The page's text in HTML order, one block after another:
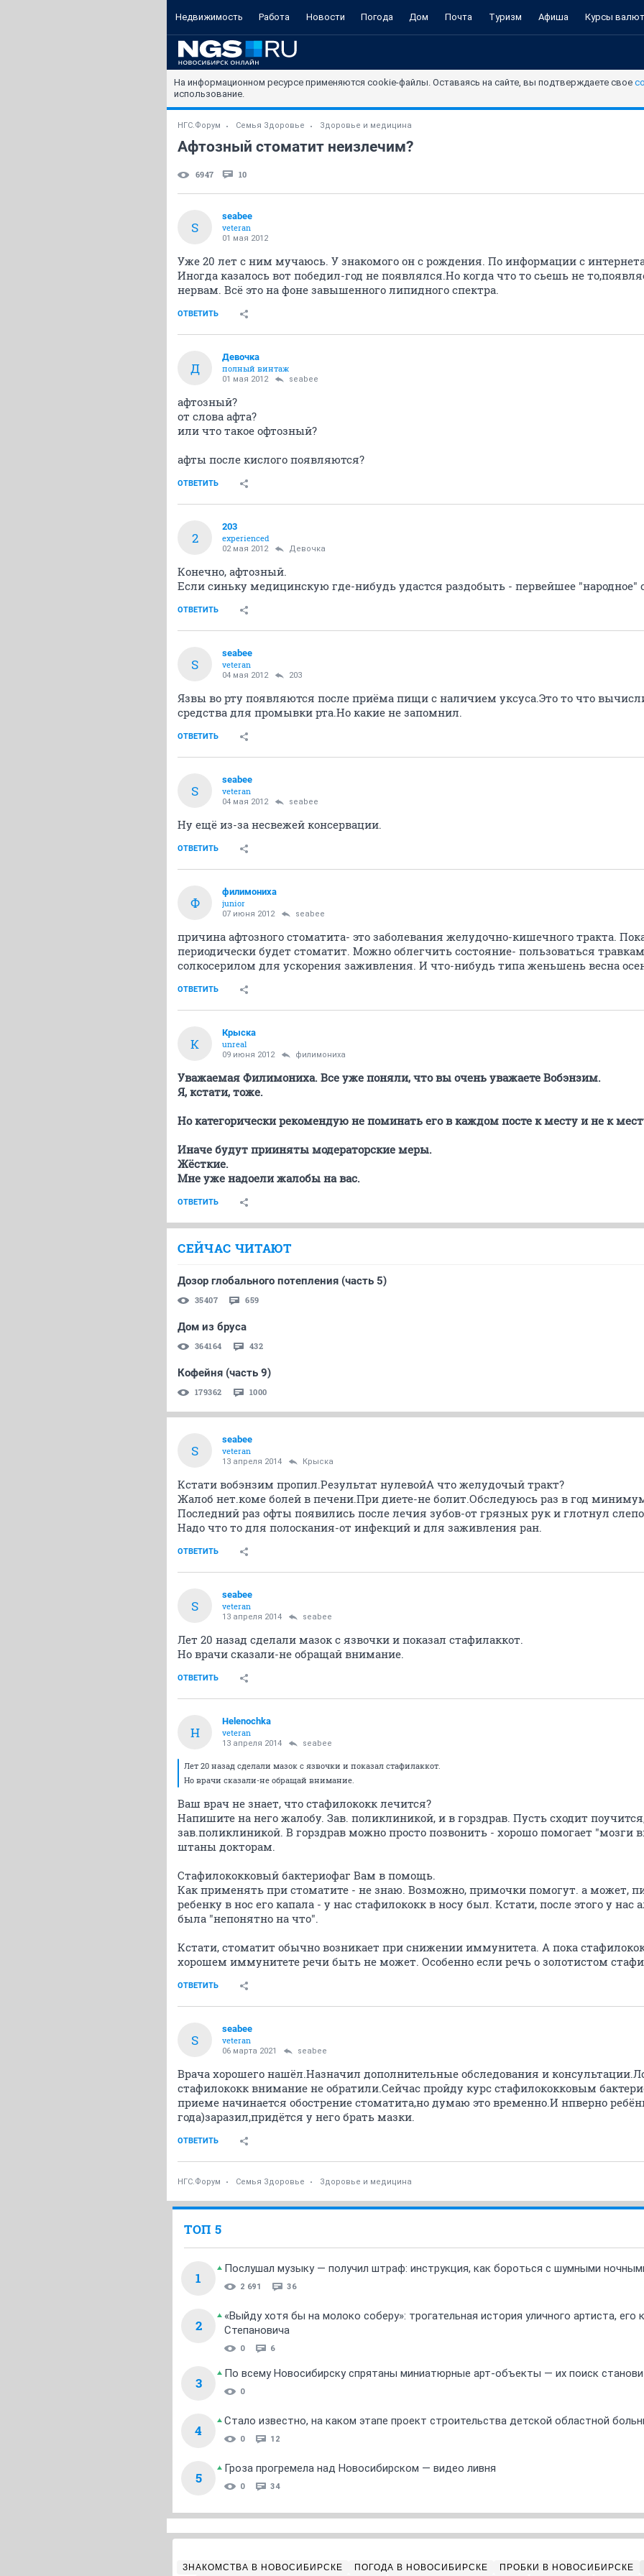
Недвижимость Работа Новости Погода Дом Почта Туризм Афиша Курсы валют
На информационном ресурсе применяются cookie-файлы. Оставаясь на сайте, вы подтверждаете свое
использование.
НГС.Форум Семья Здоровье Здоровье и медицина
Афтозный стоматит неизлечим?
6947 10
S
seabee
veteran
01 мая 2012
Уже 20 лет с ним мучаюсь. У знакомого он с рождения. По информации с
Иногда казалось вот победил-год не появлялся.Но когда что то сьешь не
нервам. Всё это на фоне завышенного липидного спектра.
ОТВЕТИТЬ
Д
Девочка
полный винтаж
01 мая 2012 seabee
афтозный?
от слова афта?
или что такое офтозный?
афты после кислого появляются?
ОТВЕТИТЬ
2
203
experienced
02 мая 2012 Девочка
Конечно, афтозный.
Если синьку медицинскую где-нибудь удастся раздобыть - первейшее "народное"
ОТВЕТИТЬ
S
seabee
veteran
04 мая 2012 203
Язвы во рту появляются после приёма пищи с наличием уксуса.Это то что
средства для промывки рта.Но какие не запомнил.
ОТВЕТИТЬ
S
seabee
veteran
04 мая 2012 seabee
Ну ещё из-за несвежей консервации.
ОТВЕТИТЬ
Ф
филимониха
junior
07 июня 2012 seabee
причина афтозного стоматита- это заболевания желудочно-кишечного тракта.
периодически будет стоматит. Можно облегчить состояние- пользоваться
солкосерилом для ускорения заживления. И что-нибудь типа женьшень весна
ОТВЕТИТЬ
К
Крыска
unreal
09 июня 2012 филимониха
Уважаемая Филимониха. Все уже поняли, что вы очень уважаете Вобэнзим.
Я, кстати, тоже.
Но категорически рекомендую не поминать его в каждом посте к месту и не к
Иначе будут прииняты модераторские меры.
Жёсткие.
Мне уже надоели жалобы на вас.
ОТВЕТИТЬ
СЕЙЧАС ЧИТАЮТ
Дозор глобального потепления (часть 5)
35407 659
Дом из бруса
364164 432
Кофейня (часть 9)
179362 1000
S
seabee
veteran
13 апреля 2014 Крыска
Кстати вобэнзим пропил.Результат нулевойА что желудочый тракт?
Жалоб нет.коме болей в печени.При диете-не болит.Обследуюсь раз в год
Последний раз офты появились после лечия зубов-от грязных рук и глотнул
Надо что то для полоскания-от инфекций и для заживления ран.
ОТВЕТИТЬ
S
seabee
veteran
13 апреля 2014 seabee
Лет 20 назад сделали мазок с язвочки и показал стафилаккот.
Но врачи сказали-не обращай внимание.
ОТВЕТИТЬ
H
Helenochka
veteran
13 апреля 2014 seabee
Лет 20 назад сделали мазок с язвочки и показал стафилаккот.
Но врачи сказали-не обращай внимание.
Ваш врач не знает, что стафилококк лечится?
Напишите на него жалобу. Зав. поликлиникой, и в горздрав. Пусть сходит
зав.поликлиникой. В горздрав можно просто позвонить - хорошо помогает
штаны докторам.
Стафилококковый бактериофаг Вам в помощь.
Как применять при стоматите - не знаю. Возможно, примочки помогут. а может,
ребенку в нос его капала - у нас стафилококк в носу был. Кстати, после этого у нас
была "непонятно на что".
Кстати, стоматит обычно возникает при снижении иммунитета. А пока
хорошем иммунитете речи быть не может. Особенно если речь о золотистом
ОТВЕТИТЬ
S
seabee
veteran
06 марта 2021 seabee
Врача хорошего нашёл.Назначил дополнительные обследования и
стафилококк внимание не обратили.Сейчас пройду курс стафилококковым
приеме начинается обострение стоматита,но думаю это временно.И нпверно
года)заразил,придётся у него брать мазки.
ОТВЕТИТЬ
НГС.Форум Семья Здоровье Здоровье и медицина
ТОП 5
1
Послушал музыку — получил штраф: инструкция, как бороться с шумными
2 691 36
2
«Выйду хотя бы на молоко соберу»: трогательная история уличного артиста,
Степановича
0 6
3
По всему Новосибирску спрятаны миниатюрные арт-объекты — их поиск
0
4
Стало известно, на каком этапе проект строительства детской областной
0 12
5
Гроза прогремела над Новосибирском — видео ливня
0 34
ЗНАКОМСТВА В НОВОСИБИРСКЕ ПОГОДА В НОВОСИБИРСКЕ ПРОБКИ В НОВОСИБИРСКЕ